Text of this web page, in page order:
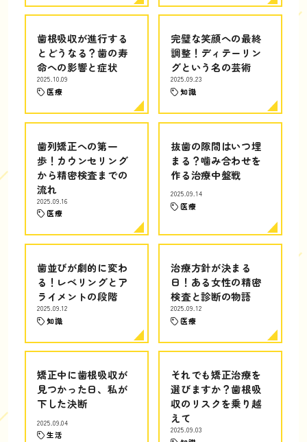
歯根吸収が進行する
とどうなる？歯の寿
命への影響と症状
2025.10.09
医療
完璧な笑顔への最終
調整！ディテーリン
グという名の芸術
2025.09.23
知識
歯列矯正への第一
歩！カウンセリング
から精密検査までの
流れ
2025.09.16
医療
抜歯の隙間はいつ埋
まる？噛み合わせを
作る治療中盤戦
2025.09.14
医療
歯並びが劇的に変わ
る！レベリングとア
ライメントの段階
2025.09.12
知識
治療方針が決まる
日！ある女性の精密
検査と診断の物語
2025.09.12
医療
矯正中に歯根吸収が
見つかった日、私が
下した決断
2025.09.04
生活
それでも矯正治療を
選びますか？歯根吸
収のリスクを乗り越
えて
2025.09.03